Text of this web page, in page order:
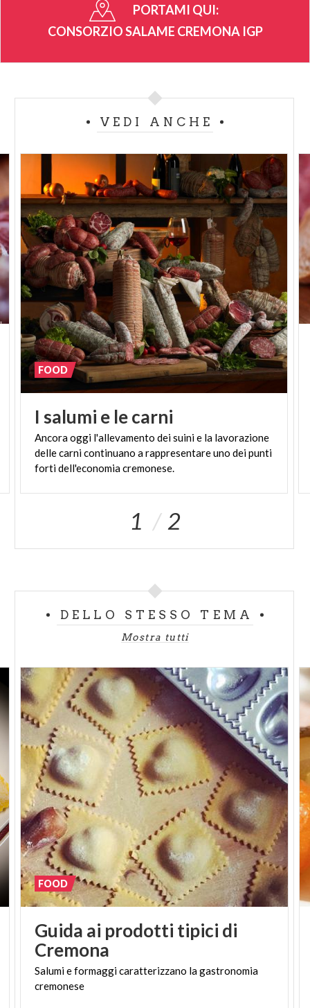
, è consentito il solo impiego di carni
fresche, ossia non congelate.
settimane - per la pezzatura piccola - a oltre 4 mesi -
per quella grande - e conserva sempre inalterata
ventilato, tipico del luogo di produzione.
È grazie alla perfetta integrazione degli ingredienti,
macinati e impastati insieme, che il salame risulta
così aromatico e speziato al palato, profumato e di
un colore rosso intenso che sfuma, gradualmente,
nel bianco della parti adipose. Il risultato finale è un
prodotto unico e inconfondibile, sintesi della cultura
e della natura di un territorio.
Il Consorzio organizza laFesta del Salame
Cremona, dal 2017 nel mese di ottobre, un grande
evento gastronomico-culturale in cui i migliori
produttori di salame e di prodotti affini di tutta
Italia presentano le proprie prelibatezze.
www.festadelsalamecremona.it
CONTATTI
Consorzio di Tutela Salame Cremona IGP
Via Stefano Jacini, 7, Cremona
info@salamecremona.it
www.salamecremona.it
PORTAMI QUI:
CONSORZIO SALAME CREMONA IGP
VEDI ANCHE
I salumi e lecarni
Ancora oggi l'allevamento dei suini e la lavorazione
delle carni continuano a rappresentare uno dei punti
forti dell'economia cremonese.
FOOD
1 2
DELLO STESSO TEMA
Mostra tutti
Guida ai prodotti tipici di
Cremona
Salumieformaggicaratterizzano lagastronomia
cremonese
FOOD